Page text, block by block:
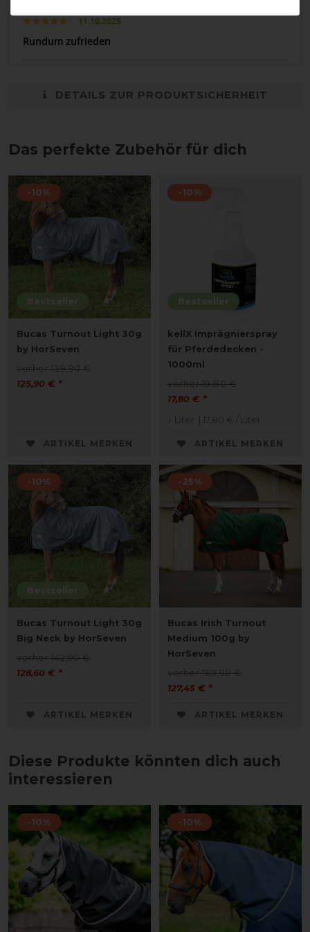
11.10.2025
Rundum zufrieden
DETAILS ZUR PRODUKTSICHERHEIT
Das perfekte Zubehör für dich
Bestseller
-10%
Bucas Turnout Light 30g
by HorSeven
vorher 139,90 €
125,90 € *
ARTIKEL MERKEN
Bestseller
-10%
kellX Imprägnierspray
für Pferdedecken -
1000ml
vorher 19,80 €
17,80 € *
1 Liter | 17,80 € / Liter
ARTIKEL MERKEN
Bestseller
-10%
Bucas Turnout Light 30g
Big Neck by HorSeven
vorher 142,90 €
128,60 € *
ARTIKEL MERKEN
-25%
Bucas Irish Turnout
Medium 100g by
HorSeven
vorher 169,90 €
127,45 € *
ARTIKEL MERKEN
Diese Produkte könnten dich auch
interessieren
-10% -10%